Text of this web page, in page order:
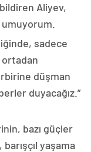
bildiren Aliyev,
sadece
ortadan
düşman
duyacağız.”
bazı güçler
yaşama